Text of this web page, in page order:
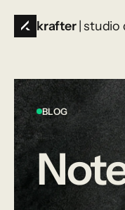
krafter | studio
BLOG